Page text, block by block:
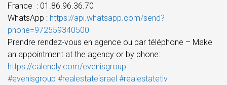
France : 01.86.96.36.70
WhatsApp : https://api.whatsapp.com/send?
phone=972559340500
Prendre rendez-vous en agence ou par téléphone – Make
an appointment at the agency or by phone:
https://calendly.com/evenisgroup
#evenisgroup #realestateisrael #realestatetlv